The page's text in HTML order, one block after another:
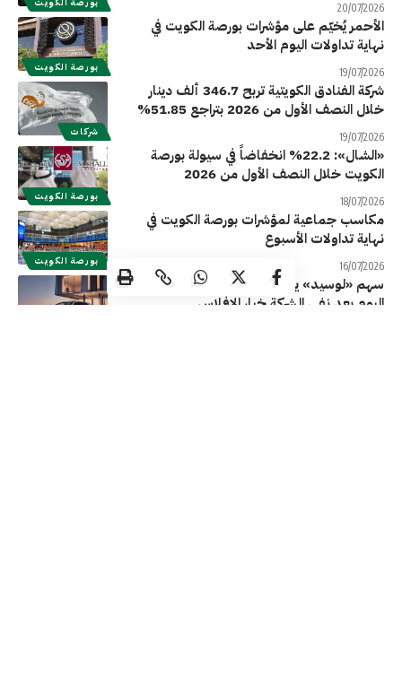
20/07/2026
بورصة الكويت
الأحمر يُخيّم على مؤشرات بورصة الكويت في
نهاية تداولات اليوم الأحد
19/07/2026
شركات
شركة الفنادق الكويتية تربح 346.7 ألف دينار
خلال النصف الأول من 2026 بتراجع 51.85%
19/07/2026
بورصة الكويت
«الشال»: 22.2% انخفاضاً في سيولة بورصة
الكويت خلال النصف الأول من 2026
18/07/2026
بورصة الكويت
مكاسب جماعية لمؤشرات بورصة الكويت في
نهاية تداولات الأسبوع
16/07/2026
سهم «لوسيد» يرتفع 12% في بداية تعاملات
اليوم بعد نفي الشركة خيار الإفلاس